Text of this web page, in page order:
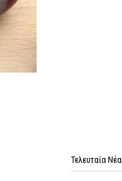
Τελευταία Νέα